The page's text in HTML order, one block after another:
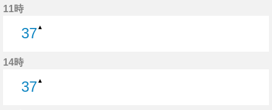
11時
37▲
14時
37▲